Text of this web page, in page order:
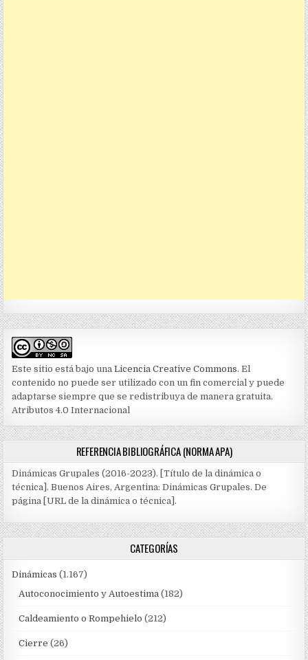
Este sitio está bajo unaLicencia Creative Commons. El
contenido no puede ser utilizado con un fin comercial y puede
adaptarse siempre que se redistribuya de manera gratuita.
Atributos 4.0 Internacional
REFERENCIA BIBLIOGRÁFICA (NORMA APA)
Dinámicas Grupales (2016-2023). [Título de la dinámica o
técnica]. Buenos Aires, Argentina: Dinámicas Grupales. De
página [URL de la dinámica o técnica].
CATEGORÍAS
Dinámicas (1.167)
Autoconocimiento y Autoestima (182)
Caldeamiento o Rompehielo (212)
Cierre (26)